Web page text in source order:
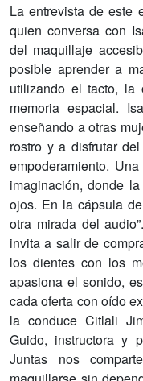
La entrevista de este
quien conversa con
del maquillaje
posible aprender a
utilizando el tacto, la
memoria espacial.
enseñando a otras
rostro y a disfrutar
empoderamiento.
imaginación, donde
ojos. En la cápsula
otra mirada del
invita a salir de
los dientes con los
apasiona el sonido,
cada oferta con oído
la conduce Citlali
Guido, instructora y
Juntas nos